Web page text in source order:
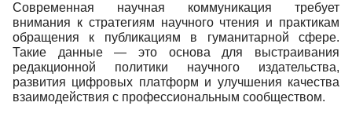
Современная научная коммуникация требует
внимания к стратегиям научного чтения и практикам
обращения к публикациям в гуманитарной сфере.
Такие данные — это основа для выстраивания
редакционной политики научного издательства,
развития цифровых платформ и улучшения качества
взаимодействия с профессиональным сообществом.